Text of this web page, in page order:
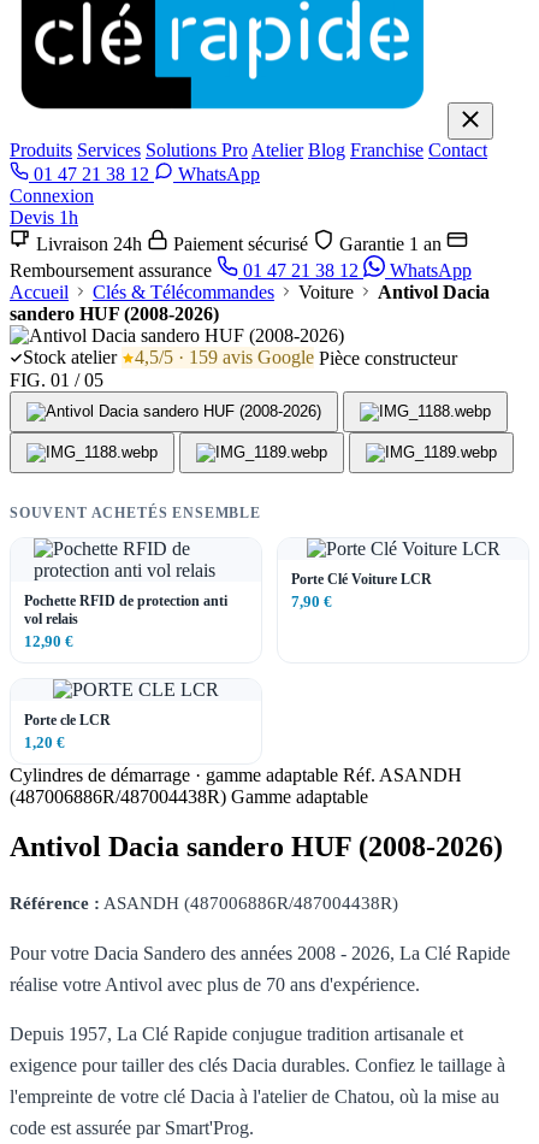
Produits Services Solutions Pro Atelier Blog Franchise Contact
01 47 21 38 12
WhatsApp
Connexion
Devis 1h
Livraison 24h
Paiement sécurisé
Garantie 1 an
Remboursement assurance
01 47 21 38 12
WhatsApp
Accueil
Clés & Télécommandes Voiture
Antivol Dacia
sandero HUF (2008-2026)
Stock atelier 4,5/5 · 159 avis Google Pièce constructeur
FIG. 01 / 05
SOUVENT ACHETÉS ENSEMBLE
Pochette RFID de protection anti
vol relais
12,90 €
Porte Clé Voiture LCR
7,90 €
Porte cle LCR
1,20 €
Cylindres de démarrage · gamme adaptable Réf. ASANDH
(487006886R/487004438R) Gamme adaptable
Antivol Dacia sandero HUF (2008-2026)
Référence : ASANDH (487006886R/487004438R)
Pour votre Dacia Sandero des années 2008 - 2026, La Clé Rapide
réalise votre Antivol avec plus de 70 ans d'expérience.
Depuis 1957, La Clé Rapide conjugue tradition artisanale et
exigence pour tailler des clés Dacia durables. Confiez le taillage à
l'empreinte de votre clé Dacia à l'atelier de Chatou, où la mise au
code est assurée par Smart'Prog.